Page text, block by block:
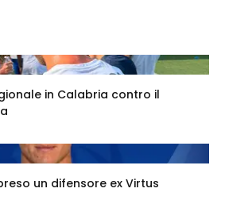
in Calabria contro il
preso un difensore ex Virtus